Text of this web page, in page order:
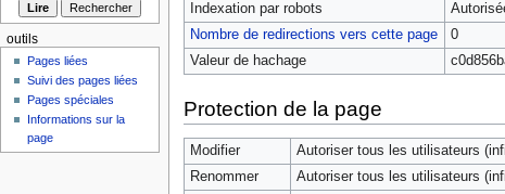
Indexation par robots
Nombre de redirections vers cette page
0
Valeur de hachage
Protection de la page
Modifier
Autoriser tous les utilisateurs
Renommer
Autoriser tous les utilisateurs
outils
Pages liées
Suivi des pages liées
Pages spéciales
Informations sur la
page